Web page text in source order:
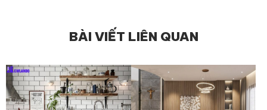
BÀI VIẾT LIÊN QUAN